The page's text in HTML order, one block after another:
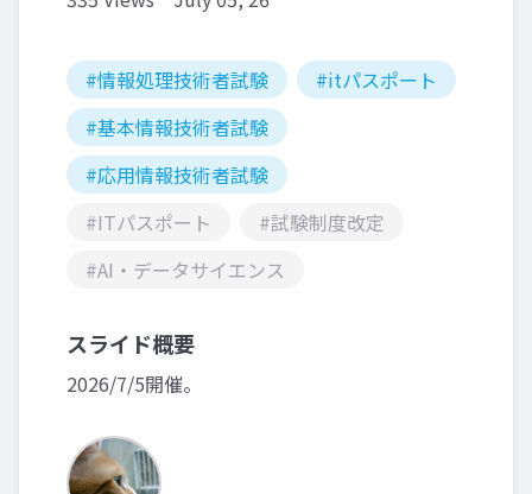
#情報処理技術者試験
#itパスポート
#基本情報技術者試験
#応用情報技術者試験
#ITパスポート
#試験制度改定
#AI・データサイエンス
スライド概要
2026/7/5開催。